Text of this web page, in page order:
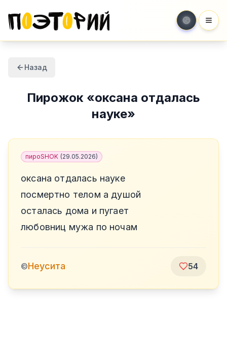
Назад
Пирожок «оксана отдалась
науке»
пироSHOK (29.05.2026)
оксана отдалась науке
посмертно телом а душой
осталась дома и пугает
любовниц мужа по ночам
©Неусита 54